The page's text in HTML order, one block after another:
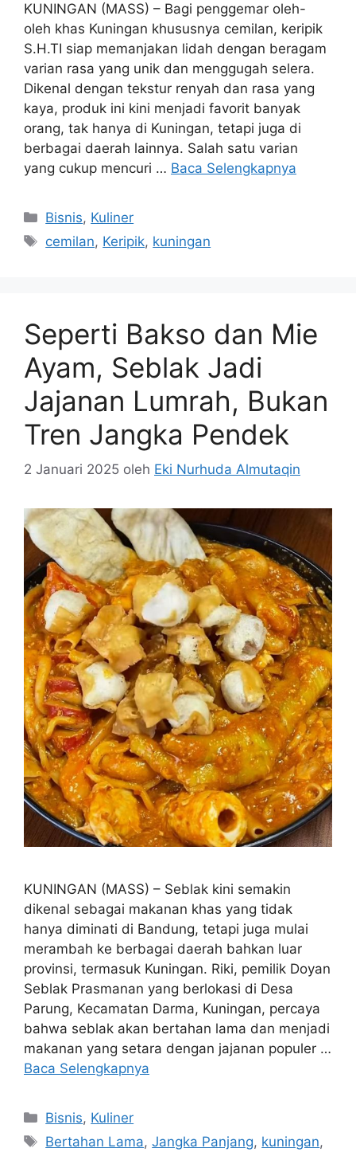
KUNINGAN (MASS) – Bagi penggemar oleh-
oleh khas Kuningan khususnya cemilan, keripik
S.H.TI siap memanjakan lidah dengan beragam
varian rasa yang unik dan menggugah selera.
Dikenal dengan tekstur renyah dan rasa yang
kaya, produk ini kini menjadi favorit banyak
orang, tak hanya di Kuningan, tetapi juga di
berbagai daerah lainnya. Salah satu varian
yang cukup mencuri … Baca Selengkapnya
Kategori
Bisnis, Kuliner
Tag
cemilan, Keripik, kuningan
Seperti Bakso dan Mie
Ayam, Seblak Jadi
Jajanan Lumrah, Bukan
Tren Jangka Pendek
2 Januari 2025 oleh Eki Nurhuda Almutaqin
KUNINGAN (MASS) – Seblak kini semakin
dikenal sebagai makanan khas yang tidak
hanya diminati di Bandung, tetapi juga mulai
merambah ke berbagai daerah bahkan luar
provinsi, termasuk Kuningan. Riki, pemilik Doyan
Seblak Prasmanan yang berlokasi di Desa
Parung, Kecamatan Darma, Kuningan, percaya
bahwa seblak akan bertahan lama dan menjadi
makanan yang setara dengan jajanan populer …
Baca Selengkapnya
Kategori
Bisnis, Kuliner
Tag
Bertahan Lama,Jangka Panjang, kuningan,